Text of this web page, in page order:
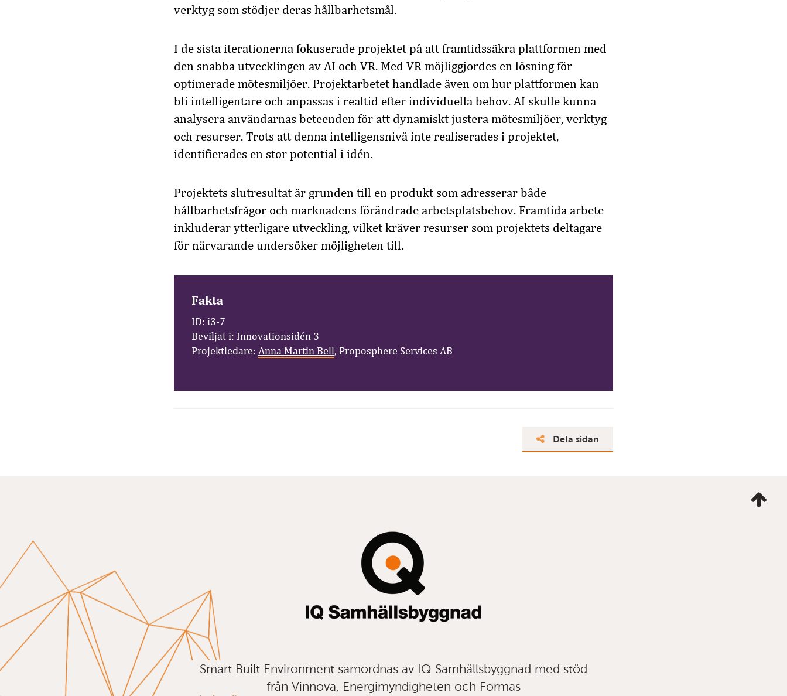
verktyg som stödjer deras hållbarhetsmål.
I de sista iterationerna fokuserade projektet på att framtidssäkra plattformen med
den snabba utvecklingen av AI och VR. Med VR möjliggjordes en lösning för
optimerade mötesmiljöer. Projektarbetet handlade även om hur plattformen kan
bli intelligentare och anpassas i realtid efter individuella behov. AI skulle kunna
analysera användarnas beteenden för att dynamiskt justera mötesmiljöer, verktyg
och resurser. Trots att denna intelligensnivå inte realiserades i projektet,
identifierades en stor potential i idén.
Projektets slutresultat är grunden till en produkt som adresserar både
hållbarhetsfrågor och marknadens förändrade arbetsplatsbehov. Framtida arbete
inkluderar ytterligare utveckling, vilket kräver resurser som projektets deltagare
för närvarande undersöker möjligheten till.
Fakta
ID: i3-7
Beviljat i: Innovationsidén 3
Projektledare: Anna Martin Bell, Proposphere Services AB
Dela sidan
mig
Smart Built Environment samordnas av IQ Samhällsbyggnad med stöd
från Vinnova, Energimyndigheten och Formas